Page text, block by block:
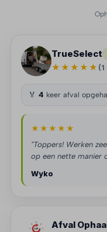
TrueSelect
★★★★★
🏅 4 keer afval
★★★★★
"Toppers! Werken
op een nette manier
Wyko
Afval